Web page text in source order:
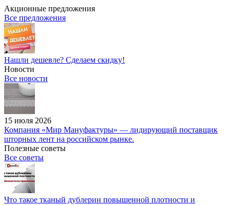
Акционные предложения
Все предложения
Нашли дешевле? Сделаем скидку!
Новости
Все новости
15 июля 2026
Компания «Мир Мануфактуры» — лидирующий поставщик
шторных лент на российском рынке.
Полезные советы
Все советы
Что такое тканый дублерин повышенной плотности и